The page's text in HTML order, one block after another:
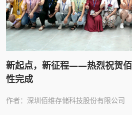
新起点，新征程——热烈祝贺佰
性完成
作者：深圳佰维存储科技股份有限公司